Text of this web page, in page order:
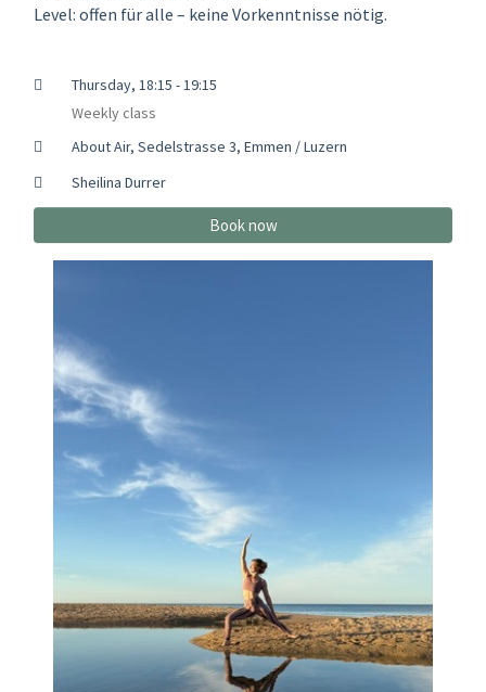
Level: offen für alle – keine Vorkenntnisse nötig.
Thursday, 18:15 - 19:15
Weekly class
About Air, Sedelstrasse 3, Emmen / Luzern
Sheilina Durrer
Book now